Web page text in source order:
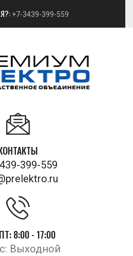
+7-3439-399-559
399-559
8:00 - 17:00
Выходной